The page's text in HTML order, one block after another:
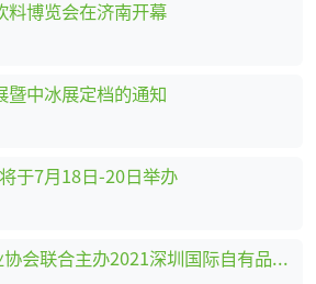
料博览会在济南开幕
暨中冰展定档的通知
于7月18日-20日举办
深圳市零售商业行业协会联合主办2021深圳国际自有品牌展